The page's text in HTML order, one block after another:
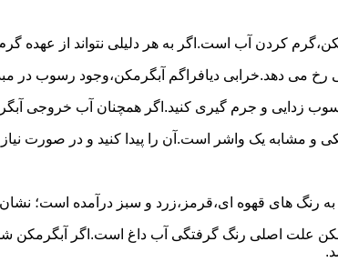
کردن آب است.اگر به هر دلیلی نتواند از عهده
می دهد.خرابی دیافراگم آبگرمکن،وجود رسوب در
زدایی و جرم گیری کنید.اگر همچنان آب خروجی
و مشابه یک واشر است.آن را پیدا کنید و در صورت
به رنگ های قهوه ای،قرمز،زرد و سبز درآمده است؛
علت اصلی رنگ گرفتگی آب داغ است.اگر آبگرمکن